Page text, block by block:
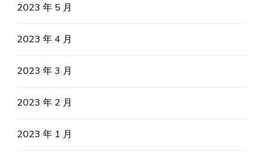
2023 年 5 月
2023 年 4 月
2023 年 3 月
2023 年 2 月
2023 年 1 月